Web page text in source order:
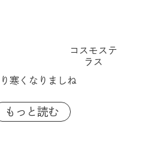
コスモステ
ラス
寒くなりましね
もっと読む